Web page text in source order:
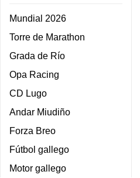
Mundial 2026
Torre de Marathon
Grada de Río
Opa Racing
CD Lugo
Andar Miudiño
Forza Breo
Fútbol gallego
Motor gallego